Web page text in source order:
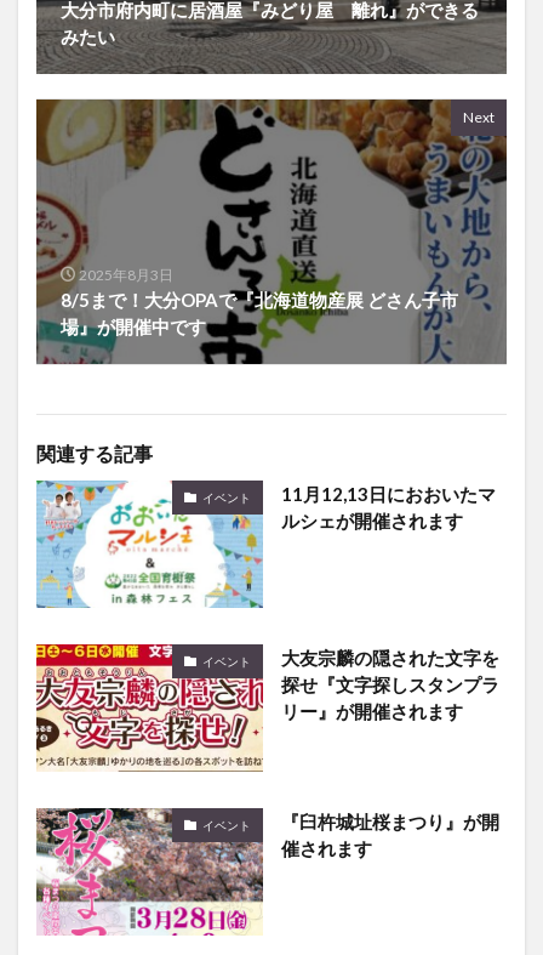
大分市府内町に居酒屋『みどり屋 離れ』ができる
みたい
Next
2025年8月3日
8/5まで！大分OPAで『北海道物産展 どさん子市
場』が開催中です
関連する記事
イベント
11月12,13日におおいたマ
ルシェが開催されます
イベント
大友宗麟の隠された文字を
探せ『文字探しスタンプラ
リー』が開催されます
イベント
『臼杵城址桜まつり』が開
催されます